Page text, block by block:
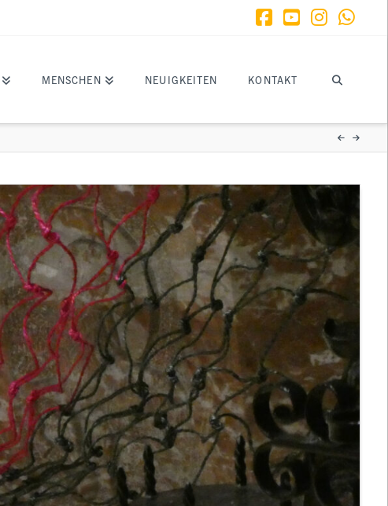
MENSCHEN NEUIGKEITEN KONTAKT